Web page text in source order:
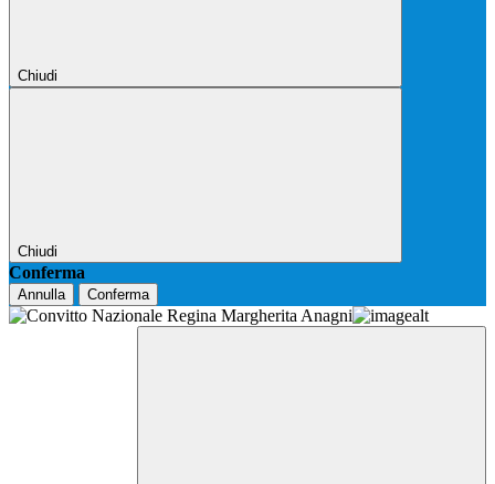
Chiudi
Chiudi
Conferma
Annulla Conferma